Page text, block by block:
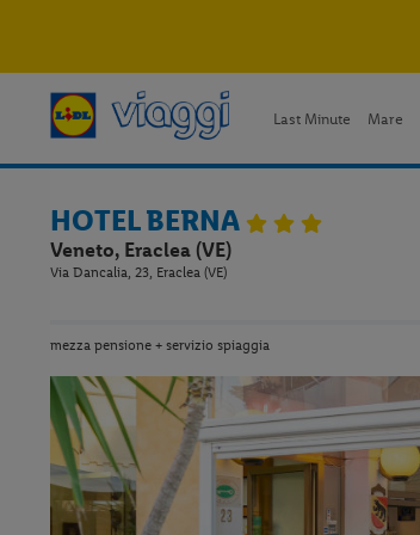
Last Minute Mare
HOTEL BERNA
Veneto, Eraclea (VE)
Via Dancalia, 23, Eraclea (VE)
mezza pensione + servizio spiaggia